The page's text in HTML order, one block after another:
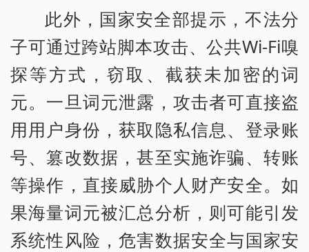
此外，国家安全部提示，不法分
子可通过跨站脚本攻击、公共Wi-Fi嗅
探等方式，窃取、截获未加密的词
元。一旦词元泄露，攻击者可直接盗
用用户身份，获取隐私信息、登录账
号、篡改数据，甚至实施诈骗、转账
等操作，直接威胁个人财产安全。如
果海量词元被汇总分析，则可能引发
系统性风险，危害数据安全与国家安